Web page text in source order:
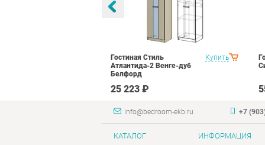
Купить
Гостиная Стиль
Атлантида-2 Венге-дуб
Белфорд
25 223 ₽
info@bedroom-ekb.ru +7
КАТАЛОГ ИНФОРМАЦИЯ